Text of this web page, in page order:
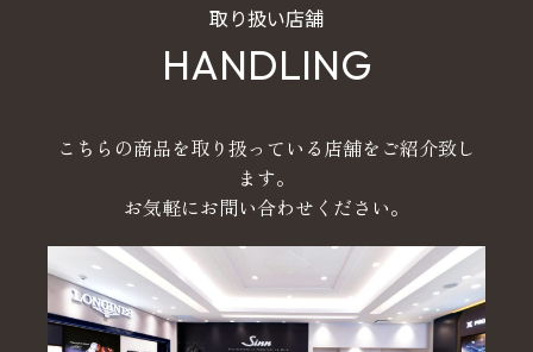
取り扱い店舗
HANDLING
こちらの商品を取り扱っている店舗をご紹介致し
ます。
お気軽にお問い合わせください。